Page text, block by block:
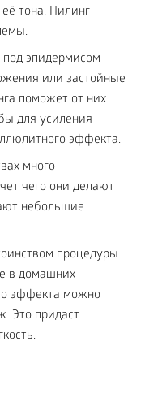
тона. Пилинг
эпидермисом
или застойные
поможет от них
для усиления
эффекта.
много
чего они делают
небольшие
процедуры
в домашних
эффекта можно
Это придаст